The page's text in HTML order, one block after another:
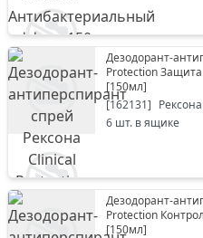
Дезодорант-
Protection
[150мл]
[162131] Рексона
6 шт. в ящике
Дезодорант-
Protection
[150мл]